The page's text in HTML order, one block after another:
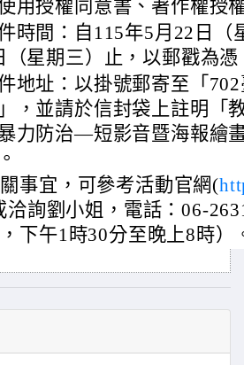
用授權同意書、著作權授
時間：自115年5月22日（
（星期三）止，以郵戳為憑
地址：以掛號郵寄至「
，並請於信封袋上註明「
力防治—短影音暨海報繪
事宜，可參考活動官網(
洽詢劉小姐，電話：06-
下午1時30分至晚上8時）